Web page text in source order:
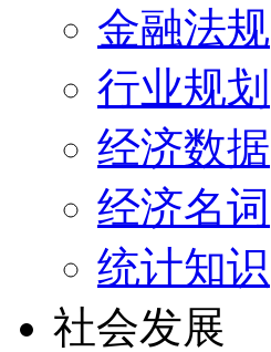
金融法规
行业规划
经济数据
经济名词
统计知识
社会发展